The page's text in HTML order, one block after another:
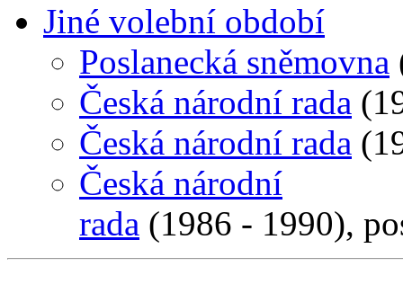
Jiné volební období
Poslanecká sněmovna
Česká národní rada
Česká národní rada
Česká národní
rada (1986 - 1990),